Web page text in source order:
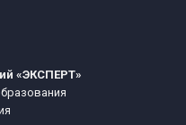
«ЭКСПЕРТ»